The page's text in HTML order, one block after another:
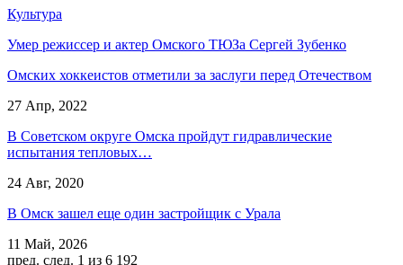
Культура
Умер режиссер и актер Омского ТЮЗа Сергей Зубенко
Омских хоккеистов отметили за заслуги перед Отечеством
27 Апр, 2022
В Советском округе Омска пройдут гидравлические
испытания тепловых…
24 Авг, 2020
В Омск зашел еще один застройщик с Урала
11 Май, 2026
пред. след. 1 из 6 192